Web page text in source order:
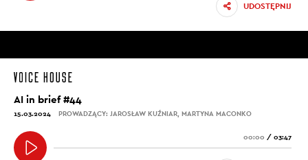
UDOSTĘPNIJ
AI in brief #44
15.03.2024 PROWADZĄCY: JAROSŁAW KUŹNIAR, MARTYNA MACONKO
00:00 / 03:47